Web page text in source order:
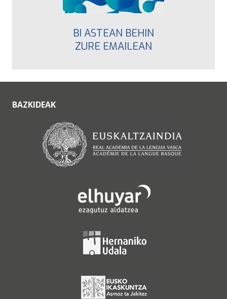
BI ASTEAN BEHIN
ZURE EMAILEAN
BAZKIDEAK